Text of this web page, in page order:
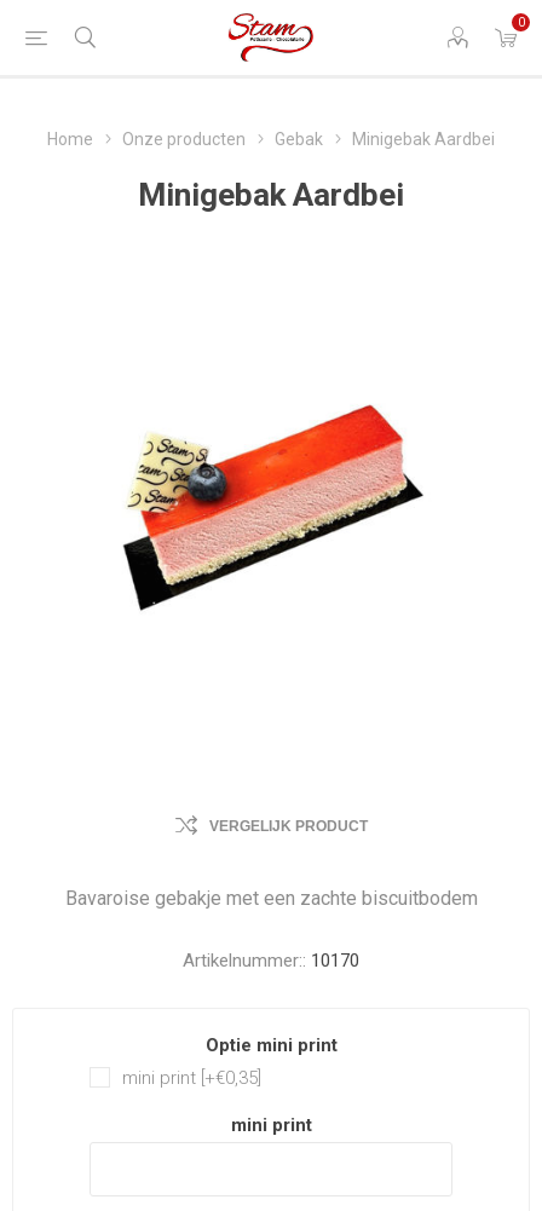
0
Home Onze producten Gebak Minigebak Aardbei
Minigebak Aardbei
VERGELIJK PRODUCT
Bavaroise gebakje met een zachte biscuitbodem
Artikelnummer:: 10170
Optie mini print
mini print [+€0,35]
mini print